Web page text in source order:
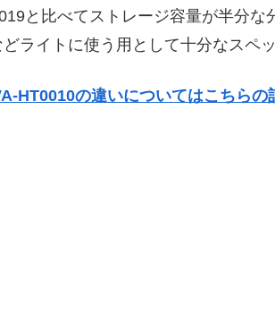
と比べてストレージ容量が半分な
ライトに使う用として十分なスペッ
HT0010の違いについてはこちらの